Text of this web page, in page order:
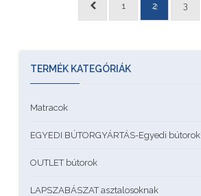
1 2 3
TERMÉK KATEGÓRIÁK
Matracok
EGYEDI BÚTORGYÁRTÁS-Egyedi bútorok
OUTLET bútorok
LAPSZABÁSZAT asztalosoknak